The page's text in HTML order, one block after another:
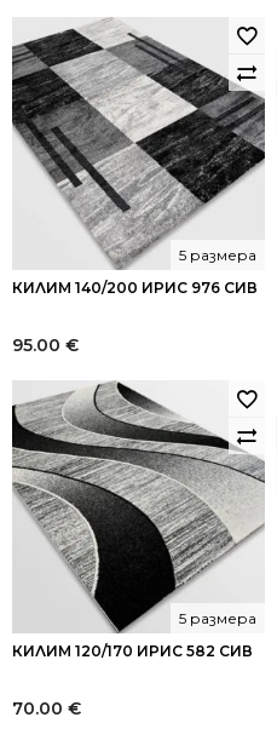
КИЛИМ 140/200 ИРИС 976 СИВ
5 размера
95.00 €
КИЛИМ 120/170 ИРИС 582 СИВ
5 размера
70.00 €